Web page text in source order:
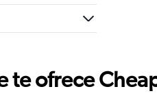
te ofrece